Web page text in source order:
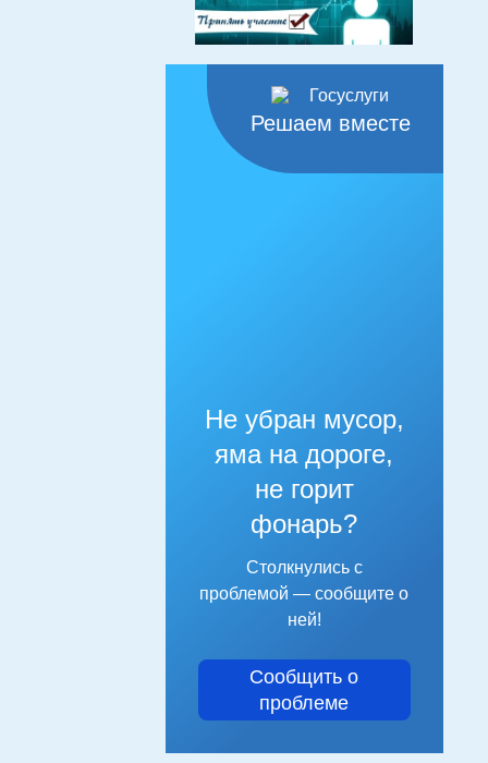
Решаем вместе
Не убран мусор,
яма на дороге,
не горит
фонарь?
Столкнулись с
проблемой — сообщите о
ней!
Сообщить о
проблеме